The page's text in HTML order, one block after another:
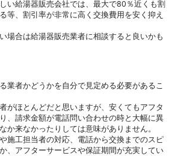
い給湯器販売会社では、最大で80％近くも割
等、割引率が非常に高く交換費用を安く抑え
場合は給湯器販売業者に相談すると良いかも
業者かどうかを自分で見定める必要があるこ
がほとんどだと思いますが、安くてもアフタ
、請求金額が電話問い合わせの時と大幅に異
か来なかったりしては意味がありません。
施工担当者の対応、電話から交換までのスピ
、アフターサービスや保証期間が充実してい